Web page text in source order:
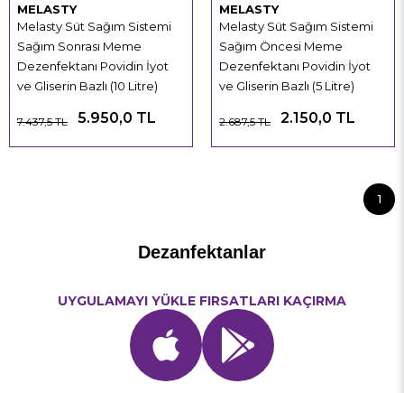
MELASTY
Melasty Süt Sağım Sistemi
Sağım Sonrası Meme
Dezenfektanı Povidin İyot
ve Gliserin Bazlı (10 Litre)
5.950,0 TL
7.437,5 TL
MELASTY
Melasty Süt Sağım Sistemi
Sağım Öncesi Meme
Dezenfektanı Povidin İyot
ve Gliserin Bazlı (5 Litre)
2.150,0 TL
2.687,5 TL
1
Dezanfektanlar
UYGULAMAYI YÜKLE FIRSATLARI KAÇIRMA